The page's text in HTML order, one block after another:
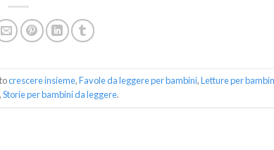
crescere insieme,Favole da leggere per bambini,Letture per
,Storie per bambini da leggere.